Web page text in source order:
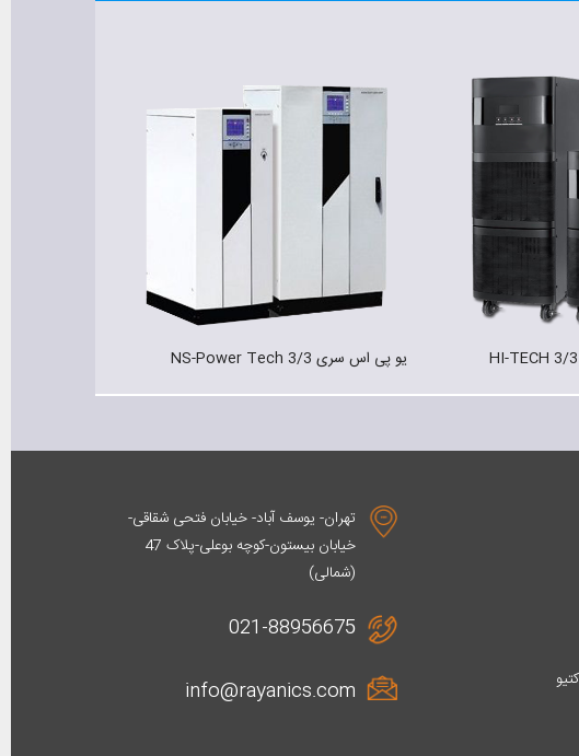
یو پی اس نیروسان سری HI-TECH 3/1
تهران- یوسف آباد- خیابان فتحی شقاقی-
خیابان بیستون-کوچه بوعلی-پلاک 47
(شمالی)
021-88956675
info@rayanics.com